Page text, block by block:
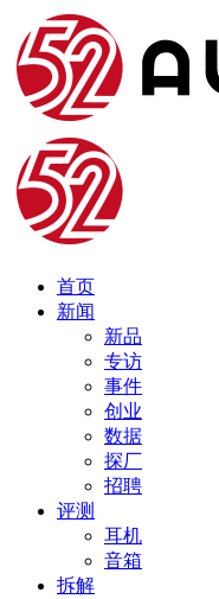
首页
新闻
新品
专访
事件
创业
数据
探厂
招聘
评测
耳机
音箱
拆解